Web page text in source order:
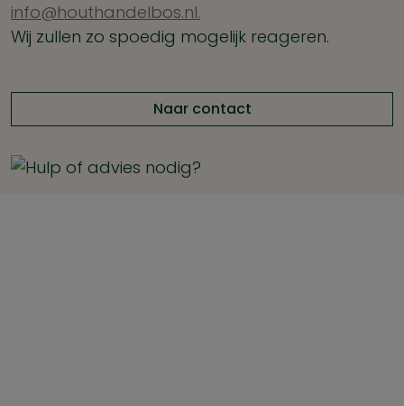
info@houthandelbos.nl.
Wij zullen zo spoedig mogelijk reageren.
Naar contact